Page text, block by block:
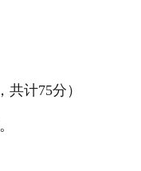
计75分）